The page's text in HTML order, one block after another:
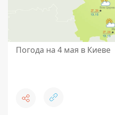
Погода на 4 мая в Киеве